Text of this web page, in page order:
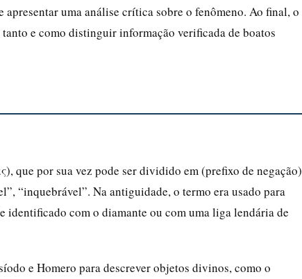
uma análise crítica sobre o fenômeno. Ao final, o
e como distinguir informação verificada de boatos
que por sua vez pode ser dividido em (prefixo de negação)
“inquebrável”. Na antiguidade, o termo era usado para
com o diamante ou com uma liga lendária de
e Homero para descrever objetos divinos, como o